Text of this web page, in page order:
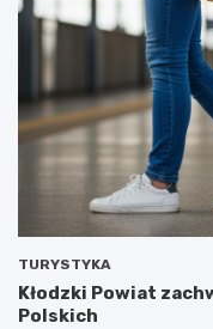
TURYSTYKA
Kłodzki Powiat
Polskich